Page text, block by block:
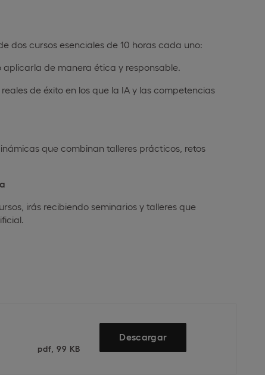
dos cursos esenciales de 10 horas cada uno:
de manera ética y responsable.
de éxito en los que la IA y las competencias
que combinan talleres prácticos, retos
irás recibiendo seminarios y talleres que
pdf, 99 KB
Descargar